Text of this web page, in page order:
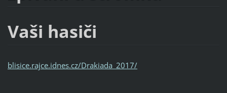
Vaši hasiči
blisice.rajce.idnes.cz/Drakiada_2017/